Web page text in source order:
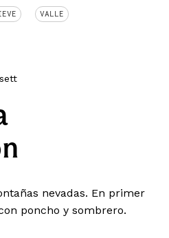
VALLE
nevadas. En primer
poncho y sombrero.